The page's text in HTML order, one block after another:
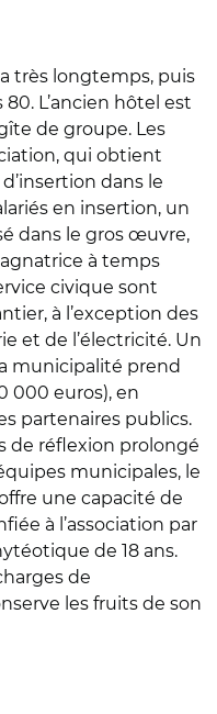
très longtemps, puis
80. L’ancien hôtel est
de groupe. Les
qui obtient
dans le
en insertion, un
dans le gros œuvre,
à temps
civique sont
à l’exception des
et de l’électricité. Un
municipalité prend
000 euros), en
partenaires publics.
de réflexion prolongé
municipales, le
une capacité de
à l’association par
de 18 ans.
de
les fruits de son